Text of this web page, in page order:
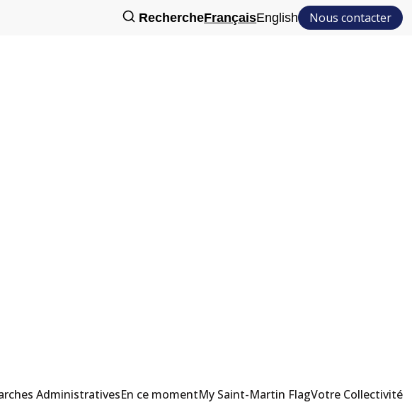
RechercheFrançaisEnglish Nous contacter
AdministrativesEn ce momentMy Saint-Martin FlagVotre Collectivité